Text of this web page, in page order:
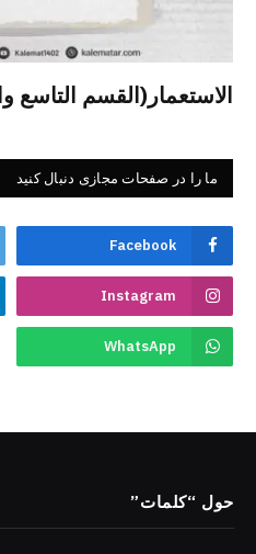
الاستعمار(القسم التاسع
ما را در صفحات مجازی دنبال کنید
Facebook
Instagram
WhatsApp
حول “كلمات”